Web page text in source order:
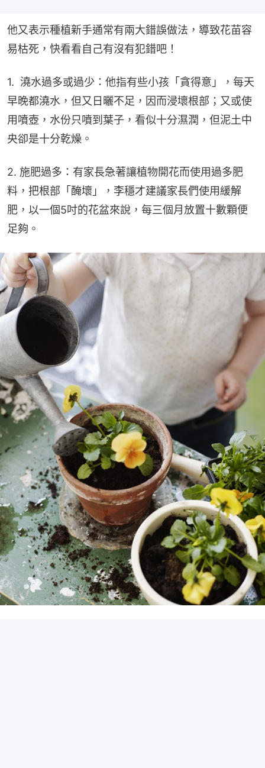
他又表示種植新手通常有兩大錯誤做法，導致花苗容
易枯死，快看看自己有沒有犯錯吧！
1.  澆水過多或過少：他指有些小孩「貪得意」，每天
早晚都澆水，但又日曬不足，因而浸壞根部；又或使
用噴壺，水份只噴到葉子，看似十分濕潤，但泥土中
央卻是十分乾燥。
2. 施肥過多：有家長急著讓植物開花而使用過多肥
料，把根部「醃壞」，李穩才建議家長們使用緩解
肥，以一個5吋的花盆來說，每三個月放置十數顆便
足夠。